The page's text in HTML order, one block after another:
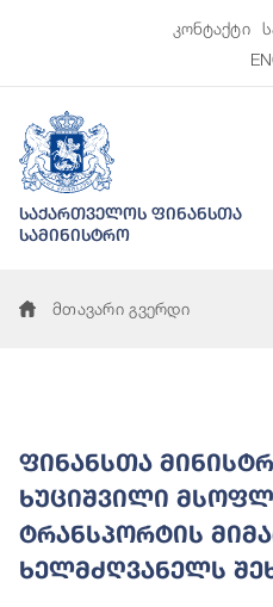
კონტაქტი
საქართველოს ფინანსთა
სამინისტრო
მთავარი გვერდი
ფინანსთა
ხუციშვილი
ტრანსპორტის
ხელმძღვანელს